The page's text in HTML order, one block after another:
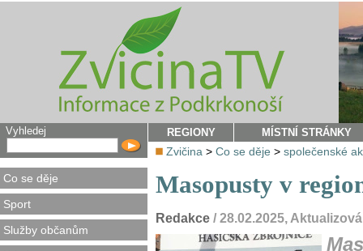
Vyhledej
Co se děje
Sport
Služby občanům
REGIONY MÍSTNÍ STRÁNKY
Zvičina > Co se děje > společenské
Masopusty v
Redakce / 28.02.2025,